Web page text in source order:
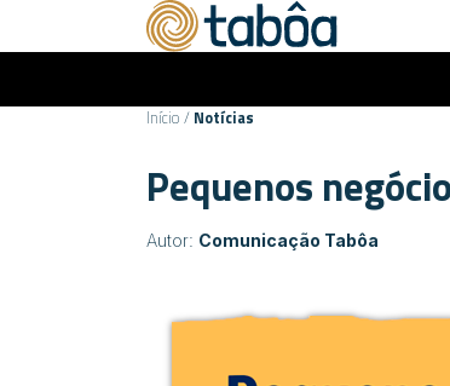
Início / Notícias
Pequenos
Autor: Comunicação Tabôa